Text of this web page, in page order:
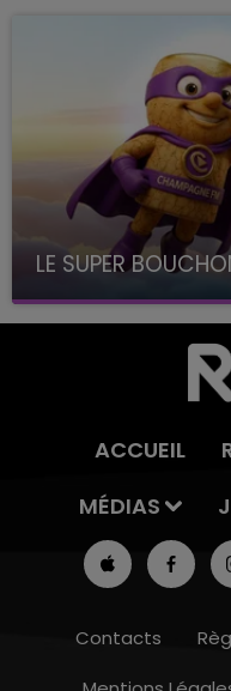
LE SUPER
avec La Famille
ACCUEIL
MÉDIAS
Contacts